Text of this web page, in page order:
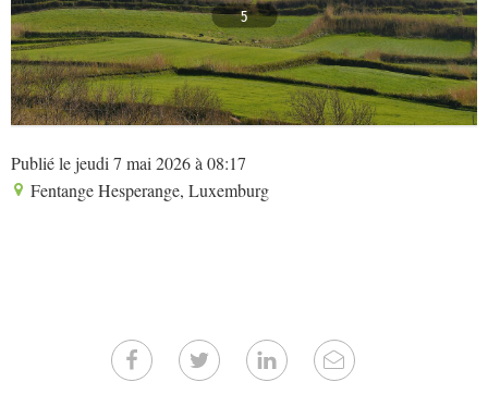
5
Publié le jeudi 7 mai 2026 à 08:17
Fentange Hesperange, Luxemburg